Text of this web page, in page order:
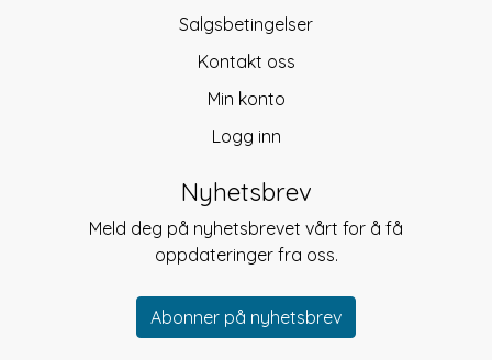
Salgsbetingelser
Kontakt oss
Min konto
Logg inn
Nyhetsbrev
Meld deg på nyhetsbrevet vårt for å få
oppdateringer fra oss.
Abonner på nyhetsbrev